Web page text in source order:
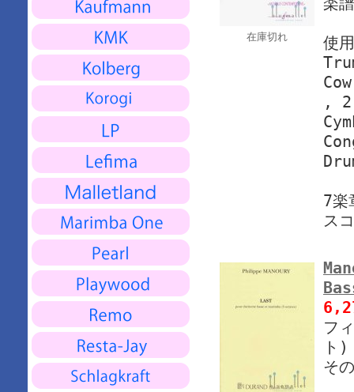
在庫切れ
使
, 2
7楽
ス
フ
ト)
そ